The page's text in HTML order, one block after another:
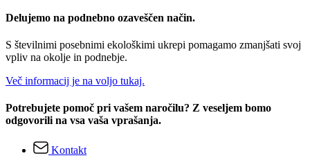
Delujemo na podnebno ozaveščen način.
S številnimi posebnimi ekološkimi ukrepi pomagamo zmanjšati svoj
vpliv na okolje in podnebje.
Več informacij je na voljo tukaj.
Potrebujete pomoč pri vašem naročilu? Z veseljem bomo
odgovorili na vsa vaša vprašanja.
Kontakt